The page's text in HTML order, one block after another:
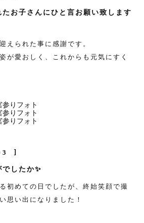
お子さんにひと言お願い致します
えられた事に感謝です。
が愛おしく、これからも元気にすく
]
したか✨
初めての日でしたが、終始笑顔で撮
思い出になりました！